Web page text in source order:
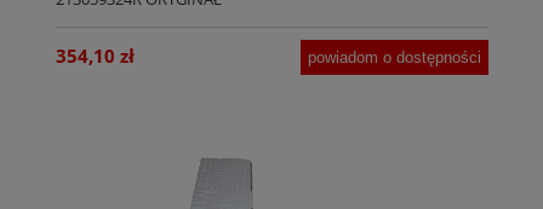
354,10 zł powiadom o dostępności